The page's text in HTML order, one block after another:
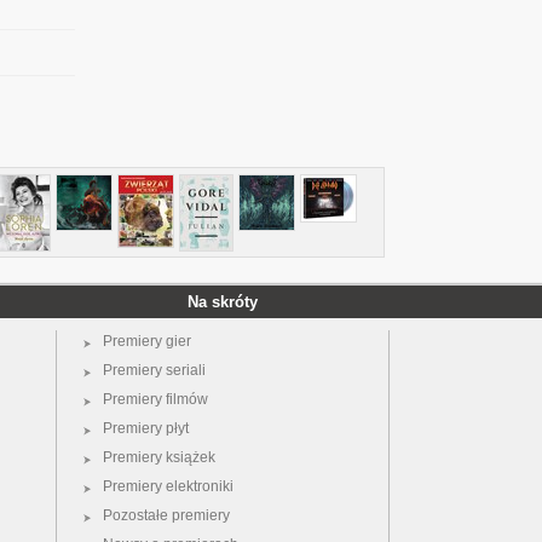
Na skróty
Premiery gier
Premiery seriali
Premiery filmów
Premiery płyt
Premiery książek
Premiery elektroniki
Pozostałe premiery